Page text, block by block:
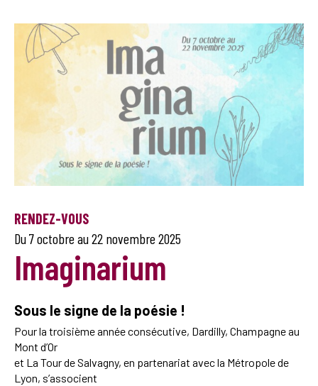
RENDEZ-VOUS
Du 7 octobre au 22 novembre 2025
Imaginarium
Sous le signe de la poésie !
Pour la troisième année consécutive, Dardilly, Champagne au
Mont d’Or
et La Tour de Salvagny, en partenariat avec la Métropole de
Lyon, s’associent